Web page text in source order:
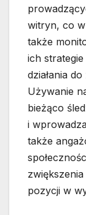
witryn, co
także
ich
działania
Używanie
bieżąco
i
także
pozycji w